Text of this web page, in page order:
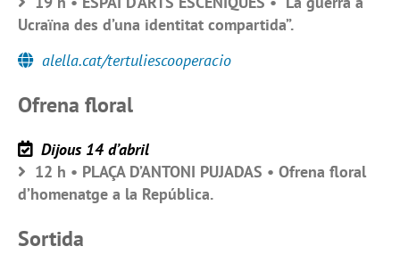
Ucraïna des d’una identitat compartida”.
alella.cat/tertuliescooperacio
Ofrena floral
Dijous 14 d’abril
12 h • PLAÇA D’ANTONI PUJADAS • Ofrena floral
d’homenatge a la República.
Sortida